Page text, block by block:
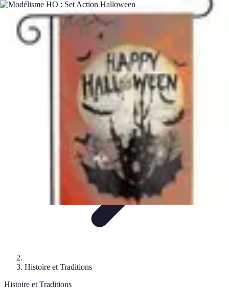
Citrouilles et Fantômes
Décorations HalloweenCuisine et SantéLégendes et
histoiresCulture DIY & Décoration
Citrouilles et Fantômes
Histoire et Traditions
Histoire et Traditions